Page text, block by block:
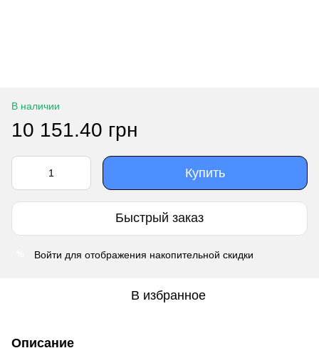
В наличии
10 151.40 грн
Купить
Быстрый заказ
Войти для отображения накопительной скидки
В избранное
Описание